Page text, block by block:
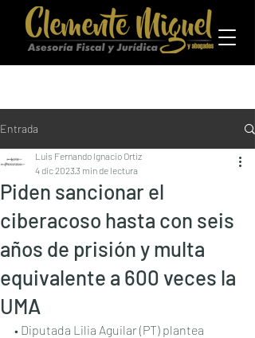
Entrada
Piden sancionar el
ciberacoso hasta con seis
años de prisión y multa
equivalente a 600 veces la
UMA
Luis Fernando Ignacio Ortiz
4 dic 20233 min de lectura
• Diputada Lilia Aguilar (PT) plantea